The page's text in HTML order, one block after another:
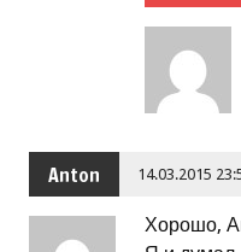
Anton 14.03.2015
Хорошо,